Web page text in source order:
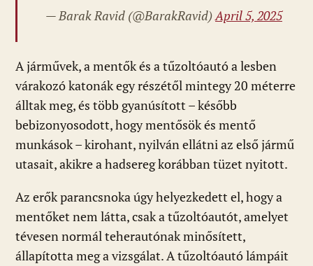
— Barak Ravid (@BarakRavid)April 5, 2025
A járművek, a mentők és a tűzoltóautó a lesben
várakozó katonák egy részétől mintegy 20 méterre
álltak meg, és több gyanúsított – később
bebizonyosodott, hogy mentősök és mentő
munkások – kirohant, nyilván ellátni az első jármű
utasait, akikre a hadsereg korábban tüzet nyitott.
Az erők parancsnoka úgy helyezkedett el, hogy a
mentőket nem látta, csak a tűzoltóautót, amelyet
tévesen normál teherautónak minősített,
állapította meg a vizsgálat. A tűzoltóautó lámpáit